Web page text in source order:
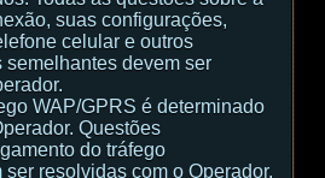
suas configurações,
celular e outros
semelhantes devem ser
WAP/GPRS é determinado
Questões
do tráfego
resolvidas com o Operador.